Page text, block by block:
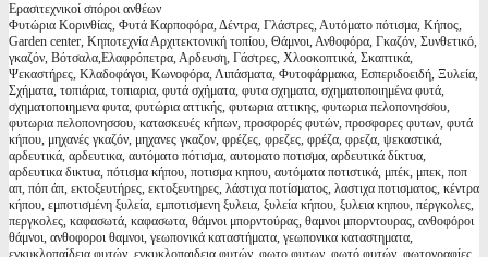
Ερασιτεχνικοί σπόροι ανθέων
Φυτώρια Κορινθίας, Φυτά Καρποφόρα, Δέντρα, Γλάστρες, Αυτόματο πότισμα, Κήπος,
Garden center, Κηποτεχνία Αρχιτεκτονική τοπίου, Θάμνοι, Ανθοφόρα, Γκαζόν, Συνθετικό,
γκαζόν, Βότσαλα,Ελαφρόπετρα, Αρδευση, Γάστρες, Χλοοκοπτικά, Σκαπτικά,
Ψεκαστήρες, Κλαδοφάγοι, Κωνοφόρα, Λιπάσματα, Φυτοφάρμακα, Εσπεριδοειδή, Ξυλεία,
Σχήματα, τοπιάρια, τοπιαρια, φυτά σχήματα, φυτα σχηματα, σχηματοποιημένα φυτά,
σχηματοποιημενα φυτα, φυτώρια αττικής, φυτωρια αττικης, φυτωρια πελοπονησσου,
φυτωρια πελοπονησσου, κατασκευές κήπων, προσφορές φυτών, προσφορες φυτων, φυτά
κήπου, μηχανές γκαζόν, μηχανες γκαζον, φρέζες, φρεζες, φρέζα, φρεζα, ψεκαστικά,
αρδευτικά, αρδευτικα, αυτόματο πότισμα, αυτοματο ποτισμα, αρδευτικά δίκτυα,
αρδευτικα δικτυα, πότισμα κήπου, ποτισμα κηπου, αυτόματα ποτιστικά, μπέκ, μπεκ, ποπ
απ, πόπ άπ, εκτοξευτήρες, εκτοξευτηρες, λάστιχα ποτίσματος, λαστιχα ποτισματος, κέντρα
κήπου, εμποτισμένη ξυλεία, εμποτισμενη ξυλεια, ξυλεία κήπου, ξυλεια κηπου, πέργκολες,
περγκολες, καφασωτά, καφασωτα, θάμνοι μπορντούρας, θαμνοι μπορντουρας, ανθοφόροι
θάμνοι, ανθοφοροι θαμνοι, γεωπονικά καταστήματα, γεωπονικα καταστηματα,
εγκυκλοπαίδεια φυτών, εγκυκλοπαιδεια φυτών, φωτο φυτων, φωτό φυτών, φωτογραφίες